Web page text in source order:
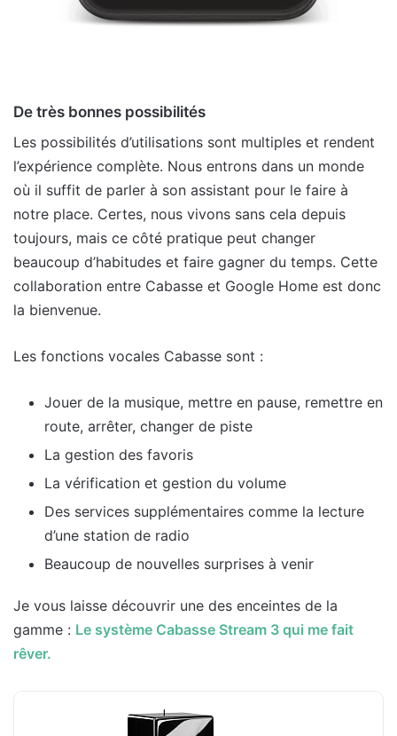
De très bonnes possibilités
Les possibilités d’utilisations sont multiples et rendent
l’expérience complète. Nous entrons dans un monde
où il suffit de parler à son assistant pour le faire à
notre place. Certes, nous vivons sans cela depuis
toujours, mais ce côté pratique peut changer
beaucoup d’habitudes et faire gagner du temps. Cette
collaboration entre Cabasse et Google Home est donc
la bienvenue.
Les fonctions vocales Cabasse sont :
Jouer de la musique, mettre en pause, remettre en
route, arrêter, changer de piste
La gestion des favoris
La vérification et gestion du volume
Des services supplémentaires comme la lecture
d’une station de radio
Beaucoup de nouvelles surprises à venir
Je vous laisse découvrir une des enceintes de la
gamme : Le système Cabasse Stream 3 qui me fait
rêver.